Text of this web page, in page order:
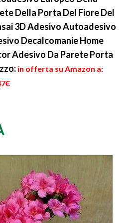
Della Porta Del Fiore Del
3D Adesivo Autoadesivo
Decalcomanie Home
Adesivo Da Parete Porta
in offerta su Amazon a: